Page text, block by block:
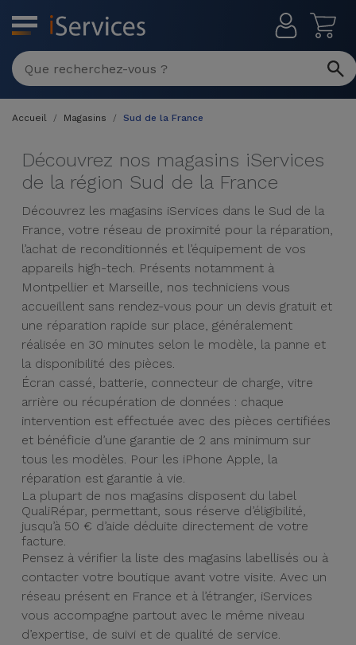
MENU
Réparation
Multimarque
Différentes
Pannes
iPhone
iPad
Macbook
/ iMac
Watch
Samsung
Xiaomi
Huawei
Oppo
OnePlus
Google
iPhone
Reconditionnés
MacBooks
Reconditionnés
iPads
Reconditionnés
Apple Watch
Reconditionnés
Samsungs
Reconditionnés
iMacs
Reconditionnés
Consoles de
Jeux
Reconditionnées
Voir
Produits
DJI
Drones
Nouveautés
Câbles
Adaptateurs
Coques et
Protections
d'Écran
Batteries
Externes
Chargeurs
Ecouteurs
et
Magasins
Promotions
Reprises
Accueil Magasins Sud de la France
Découvrez nos magasins iServices
de la région Sud de la France
Découvrez les magasins iServices dans le Sud de la
France, votre réseau de proximité pour la réparation,
l’achat de reconditionnés et l’équipement de vos
appareils high-tech. Présents notamment à
Montpellier et Marseille, nos techniciens vous
accueillent sans rendez-vous pour un devis gratuit et
une réparation rapide sur place, généralement
réalisée en 30 minutes selon le modèle, la panne et
la disponibilité des pièces.
Écran cassé, batterie, connecteur de charge, vitre
arrière ou récupération de données : chaque
intervention est effectuée avec des pièces certifiées
et bénéficie d’une garantie de 2 ans minimum sur
tous les modèles. Pour les iPhone Apple, la
réparation est garantie à vie.
La plupart de nos magasins disposent du label
QualiRépar, permettant, sous réserve d’éligibilité,
jusqu’à 50 € d’aide déduite directement de votre
facture.
Pensez à vérifier la liste des magasins labellisés ou à
contacter votre boutique avant votre visite. Avec un
réseau présent en France et à l’étranger, iServices
vous accompagne partout avec le même niveau
d’expertise, de suivi et de qualité de service.